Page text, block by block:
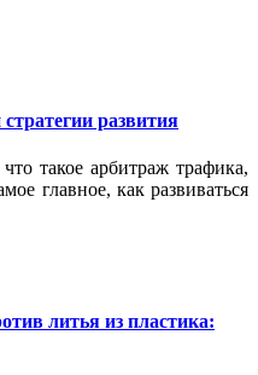
развития
такое арбитраж трафика,
главное, как развиваться
литья из пластика: